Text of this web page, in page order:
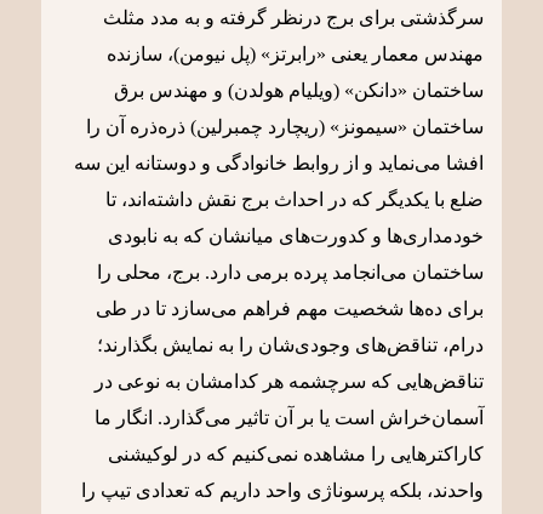
سرگذشتی برای برج درنظر گرفته و به مدد مثلث
مهندس معمار یعنی «رابرتز» (پل نیومن)، سازنده
ساختمان «دانکن» (ویلیام هولدن) و مهندس برق
ساختمان «سیمونز» (ریچارد چمبرلین) ذره‌ذره آن را
افشا می‌نماید و از روابط خانوادگی و دوستانه‌ این سه
ضلع با یکدیگر که در احداث برج نقش داشته‌اند، تا
خودمداری‌ها و کدورت‌های میانشان که به نابودی
ساختمان می‌انجامد پرده برمی دارد. برج، محلی را
برای ده‌ها شخصیت مهم فراهم می‌سازد تا در طی
درام، تناقض‌های وجودی‌شان را به نمایش بگذارند؛
تناقض‌هایی که سرچشمه هر کدامشان به نوعی در
آسمان‌خراش است یا بر آن تاثیر می‌گذارد. انگار ما
کاراکترهایی را مشاهده نمی‌کنیم که در لوکیشنی
واحدند، بلکه پرسوناژی واحد داریم که تعدادی تیپ را